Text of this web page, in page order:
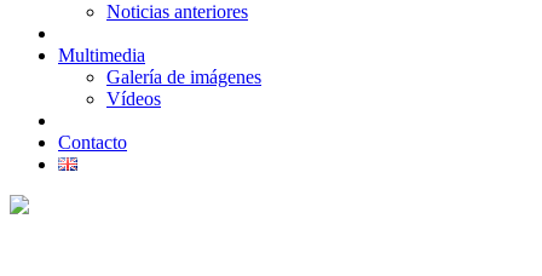
Noticias anteriores
Multimedia
Galería de imágenes
Vídeos
Contacto